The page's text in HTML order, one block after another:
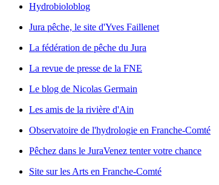
Hydrobioloblog
Jura pêche, le site d'Yves Faillenet
La fédération de pêche du Jura
La revue de presse de la FNE
Le blog de Nicolas Germain
Les amis de la rivière d'Ain
Observatoire de l'hydrologie en Franche-Comté
Pêchez dans le JuraVenez tenter votre chance
Site sur les Arts en Franche-Comté